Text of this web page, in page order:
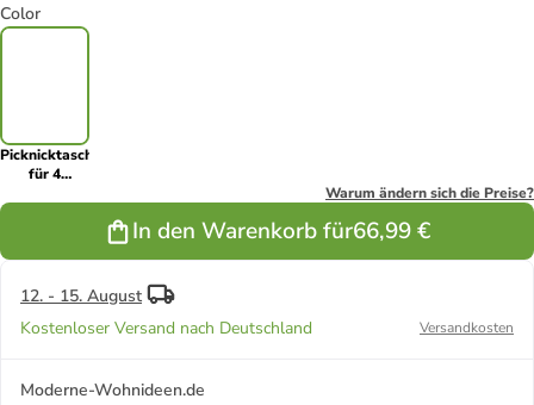
Color
Picknicktasche
für 4
mit Kühlfach
Warum ändern sich die Preise?
In den Warenkorb für66,99 €
12. - 15. August
Kostenloser Versand nach Deutschland
Versandkosten
Moderne-Wohnideen.de